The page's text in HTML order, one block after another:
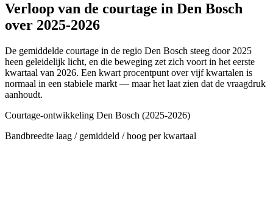
Verloop van de courtage in Den Bosch
over 2025-2026
De gemiddelde courtage in de regio Den Bosch steeg door 2025
heen geleidelijk licht, en die beweging zet zich voort in het eerste
kwartaal van 2026. Een kwart procentpunt over vijf kwartalen is
normaal in een stabiele markt — maar het laat zien dat de vraagdruk
aanhoudt.
Courtage-ontwikkeling Den Bosch (2025-2026)
Bandbreedte laag / gemiddeld / hoog per kwartaal